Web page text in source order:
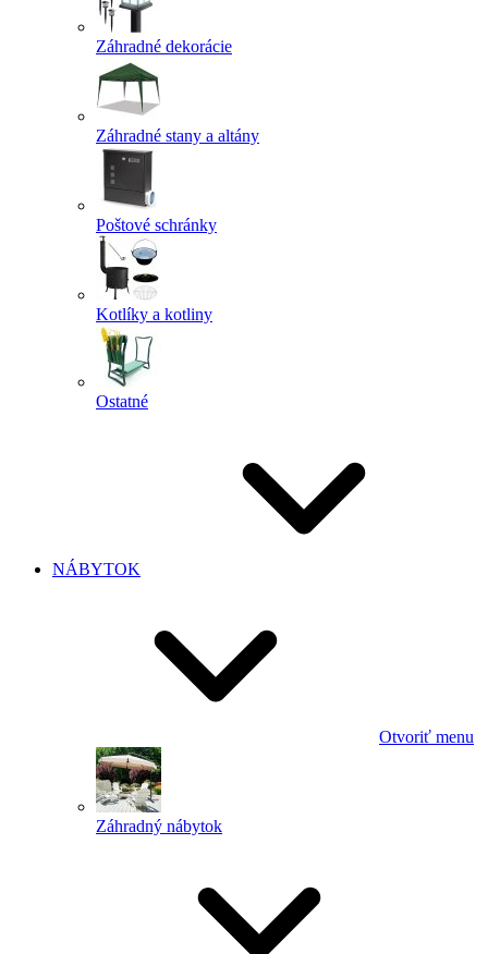
Záhradné dekorácie
Záhradné stany a altány
Poštové schránky
Kotlíky a kotliny
Ostatné
NÁBYTOK
Otvoriť menu
Záhradný nábytok